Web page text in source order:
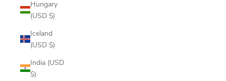
Hungary
(USD $)
Iceland
(USD $)
India (USD
$)